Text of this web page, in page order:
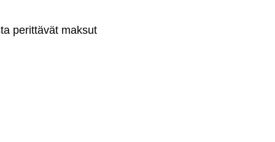
pe­rit­tä­vät mak­sut